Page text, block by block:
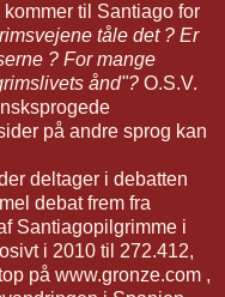
til Santiago for
tåle det ? Er
? For mange
ånd"? O.S.V.
på andre sprog kan
deltager i debatten
debat frem fra
Santiagopilgrimme i
i 2010 til 272.412,
på www.gronze.com ,